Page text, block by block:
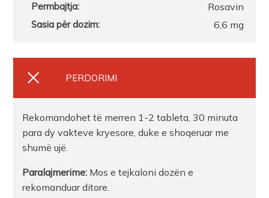
Rosavin
6,6 mg
PERDORIMI
Rekomandohet të merren 1-2 tableta, 30 minuta
para dy vakteve kryesore, duke e shoqeruar me
shumë ujë.
Paralajmerime: Mos e tejkaloni dozën e
rekomanduar ditore.